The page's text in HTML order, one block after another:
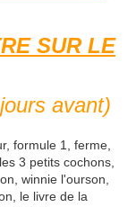
SUR LE
avant)
formule 1, ferme,
3 petits cochons,
winnie l'ourson,
le livre de la